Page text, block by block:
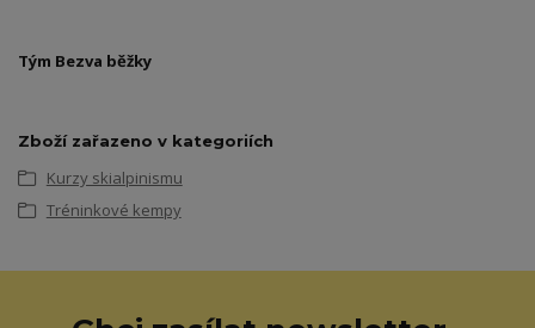
Tým Bezva běžky
Zboží zařazeno v kategoriích
Kurzy skialpinismu
Tréninkové kempy